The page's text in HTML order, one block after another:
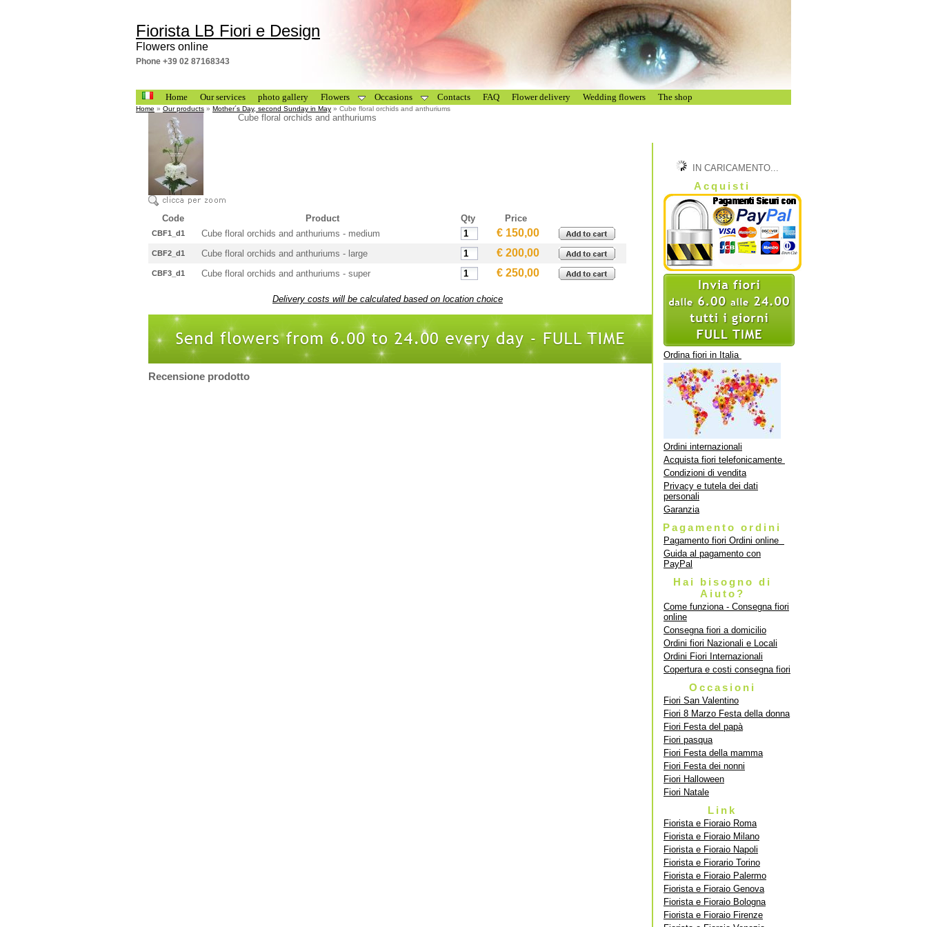
Fiorista LB Fiori e Design
Flowers online
Phone +39 02 87168343
Home Our services photo gallery Flowers Occasions Contacts FAQ Flower delivery Wedding flowers The shop
Home » Our products » Mother´s Day, second Sunday in May » Cube floral orchids and anthuriums
Cube floral orchids and anthuriums
Code Product Qty Price
CBF1_d1 Cube floral orchids and anthuriums - medium € 150,00
CBF2_d1 Cube floral orchids and anthuriums - large € 200,00
CBF3_d1 Cube floral orchids and anthuriums - super € 250,00
Delivery costs will be calculated based on location choice
Recensione prodotto
IN CARICAMENTO...
Acquisti
Ordina fiori in Italia
Ordini internazionali
Acquista fiori telefonicamente
Condizioni di vendita
Privacy e tutela dei dati
personali
Garanzia
Pagamento ordini
Pagamento fiori Ordini online
Guida al pagamento con
PayPal
Hai bisogno di
Aiuto?
Come funziona - Consegna fiori
online
Consegna fiori a domicilio
Ordini fiori Nazionali e Locali
Ordini Fiori Internazionali
Copertura e costi consegna fiori
Occasioni
Fiori San Valentino
Fiori 8 Marzo Festa della donna
Fiori Festa del papà
Fiori pasqua
Fiori Festa della mamma
Fiori Festa dei nonni
Fiori Halloween
Fiori Natale
Link
Fiorista e Fioraio Roma
Fiorista e Fioraio Milano
Fiorista e Fioraio Napoli
Fiorista e Fiorario Torino
Fiorista e Fioraio Palermo
Fiorista e Fioraio Genova
Fiorista e Fioraio Bologna
Fiorista e Fioraio Firenze